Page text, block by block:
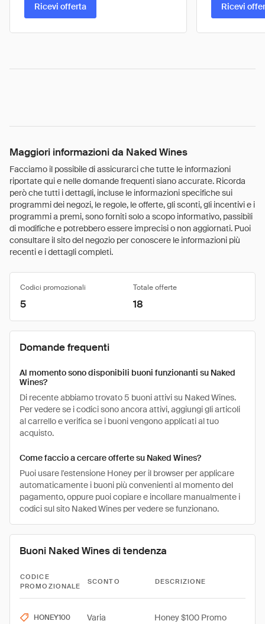
Ricevi offerta Ricevi
Maggiori informazioni da Naked Wines
Facciamo il possibile di assicurarci che tutte le informazioni
riportate qui e nelle domande frequenti siano accurate. Ricorda
però che tutti i dettagli, incluse le informazioni specifiche sui
programmi dei negozi, le regole, le offerte, gli sconti, gli incentivi e i
programmi a premi, sono forniti solo a scopo informativo, passibili
di modifiche e potrebbero essere imprecisi o non aggiornati. Puoi
consultare il sito del negozio per conoscere le informazioni più
recenti e i dettagli completi.
Codici promozionali Totale offerte
5 18
Domande frequenti
Al momento sono disponibili buoni funzionanti su Naked
Wines?
Di recente abbiamo trovato 5 buoni attivi su Naked Wines.
Per vedere se i codici sono ancora attivi, aggiungi gli articoli
al carrello e verifica se i buoni vengono applicati al tuo
acquisto.
Come faccio a cercare offerte su Naked Wines?
Puoi usare l'estensione Honey per il browser per applicare
automaticamente i buoni più convenienti al momento del
pagamento, oppure puoi copiare e incollare manualmente i
codici sul sito Naked Wines per vedere se funzionano.
Buoni Naked Wines di tendenza
CODICE
PROMOZIONALE
SCONTO DESCRIZIONE
HONEY100 Varia Honey $100 Promo